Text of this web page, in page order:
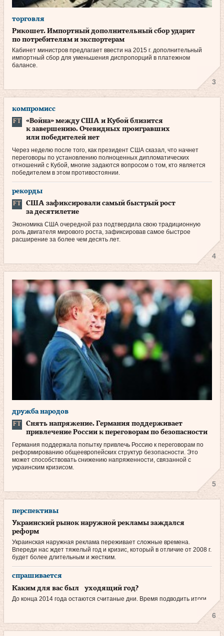
торговля
Рикошет. Импортный дополнительный сбор ударит
по потребителям и экспортерам
Кабинет министров предлагает ввести на 2015 г. дополнительный
импортный сбор для уменьшения диспропорций в платежном
балансе.
3
компромисс
«Война» между США и Кубой близится
к завершению. Очевидных проигравших
или победителей нет
Через неделю после того, как президент США сказал, что начнет
переговоры по установлению полноценных дипломатических
отношений с Кубой, многие задаются вопросом о том, кто является
победителем в этом противостоянии.
рекорды
США зафиксировали самый быстрый рост
за десятилетие
Экономика США очередной раз подтвердила свою традиционную
роль двигателя мирового роста, зафиксировав самое быстрое
расширение за более чем десять лет.
4
дружба народов
Снять напряжение. Германия поддерживает
привлечение России к переговорам по безопасности
Германия поддержала попытку привлечь Россию к переговорам по
реформированию общеевропейских структур безопасности. Это
может способствовать снижению напряженности, связанной с
украинским кри­зисом.
5
перспективы
Украинский рынок наружной рекламы заждался
реформ
Украинская наружная реклама переживает сложные времена.
Впереди нас ждет тяжелый год и кризис, который в отличие от 2008 г.
будет более длительным и жестким.
спрашивается
Каким для вас был уходящий год?
До конца 2014 года остаются считаные дни. Время подводить итоги.
6